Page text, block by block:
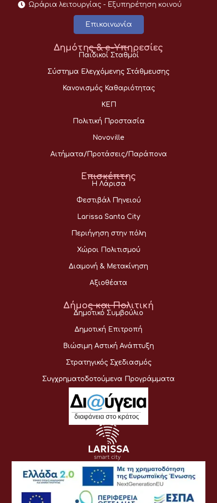
Ωράρια λειτουργίας - Eξυπηρέτηση κοινού
Επικοινωνία
Δημότης & e-Υπηρεσίες
Παιδικοί Σταθμοί
Σύστημα Ελεγχόμενης Στάθμευσης
Κανονισμός Καθαριότητας
ΚΕΠ
Πολιτική Προστασία
Novoville
Αιτήματα/Προτάσεις/Παράπονα
Επισκέπτης
Η Λάρισα
Φεστιβάλ Πηνειού
Larissa Santa City
Περιήγηση στην πόλη
Χώροι Πολιτισμού
Διαμονή & Μετακίνηση
Αξιοθέατα
Δήμος και Πολιτική
Δημοτικό Συμβούλιο
Δημοτική Επιτροπή
Βιώσιμη Αστική Ανάπτυξη
Στρατηγικός Σχεδιασμός
Συγχρηματοδοτούμενα Προγράμματα